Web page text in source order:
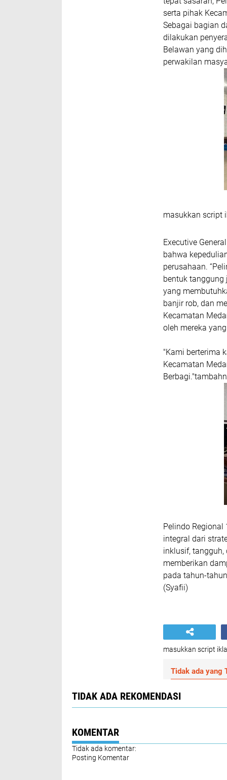
serta pihak
Sebagai bagian
dilakukan
Belawan yang
perwakilan
masukkan script
Executive
bahwa
perusahaan.
bentuk
yang
banjir rob, dan
Kecamatan
oleh mereka
"Kami berterima
Kecamatan
Pelindo
integral dari
inklusif, tangguh,
memberikan
pada tahun-
(Syafii)
masukkan script
Tidak ada yang
TIDAK ADA REKOMENDASI
KOMENTAR
Tidak ada komentar:
Posting Komentar